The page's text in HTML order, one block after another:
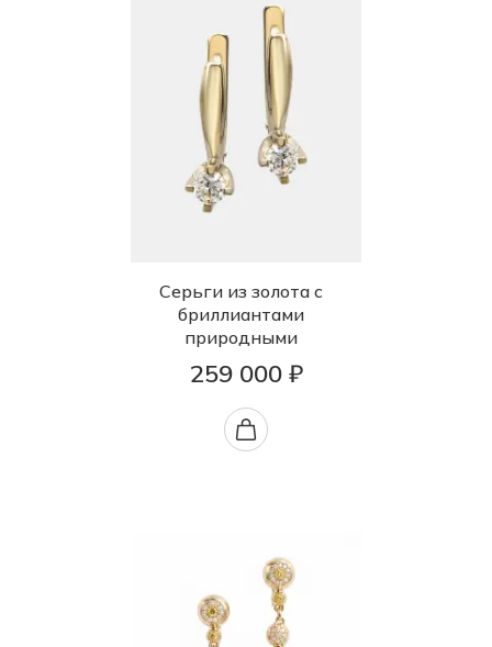
Серьги из золота с
бриллиантами
природными
259 000 ₽